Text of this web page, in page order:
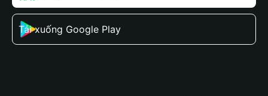
Tải xuống Google Play